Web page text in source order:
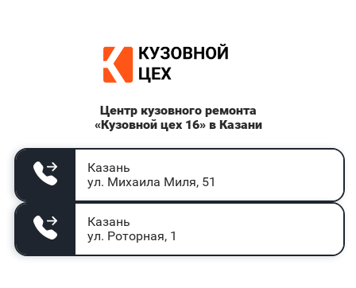
Центр кузовного ремонта
«Кузовной цех 16» в Казани
Казань
ул. Михаила Миля, 51
Казань
ул. Роторная, 1